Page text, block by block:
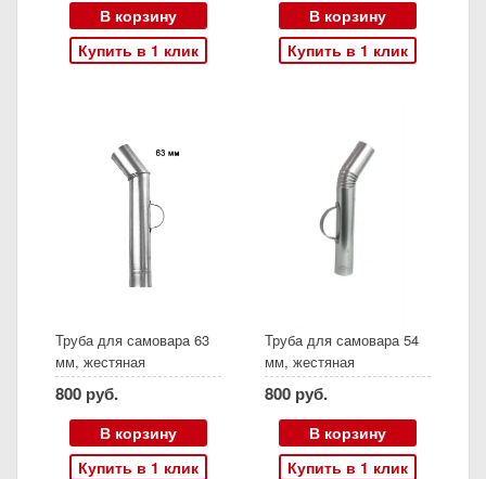
В корзину
Купить в 1 клик
В корзину
Купить в 1 клик
Труба для самовара 63
мм, жестяная
800 руб.
В корзину
Купить в 1 клик
Труба для самовара 54
мм, жестяная
800 руб.
В корзину
Купить в 1 клик